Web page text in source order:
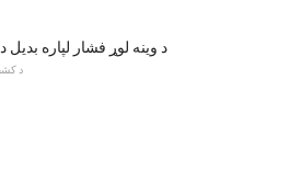
6 د وینه لوړ فشار لپاره بدیل
د